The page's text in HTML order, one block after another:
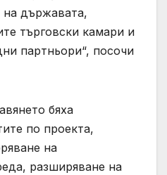
на държавата,
търговски камари и
партньори“, посочи
бяха
по проекта,
на
разширяване на